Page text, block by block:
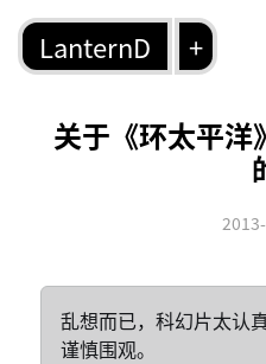
LanternD +
关于《环太平
乱想而已，科幻片太认
谨慎围观。